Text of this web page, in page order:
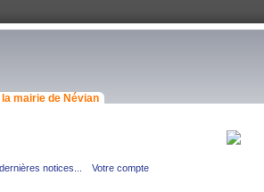
mairie de Névian
notices... Votre compte